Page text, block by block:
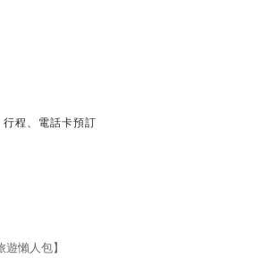
行程、電話卡預訂
遊懶人包】